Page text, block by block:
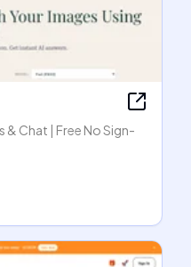
& Chat | Free No Sign-